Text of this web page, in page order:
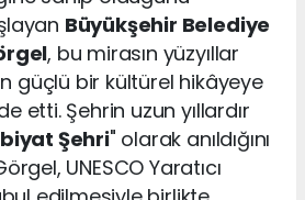
Büyükşehir Belediye
, bu mirasın yüzyıllar
güçlü bir kültürel hikâyeye
etti. Şehrin uzun yıllardır
Şehri" olarak anıldığını
UNESCO Yaratıcı